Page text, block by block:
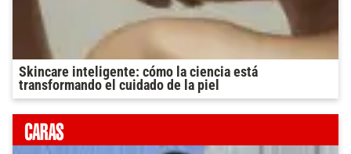
Skincare inteligente: cómo la ciencia está
transformando el cuidado de la piel